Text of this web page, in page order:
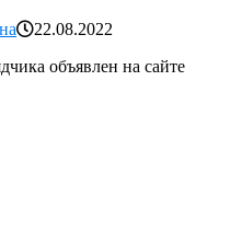
22.08.2022
объявлен на сайте